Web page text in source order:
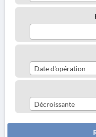
Date d'opération
Décroissante